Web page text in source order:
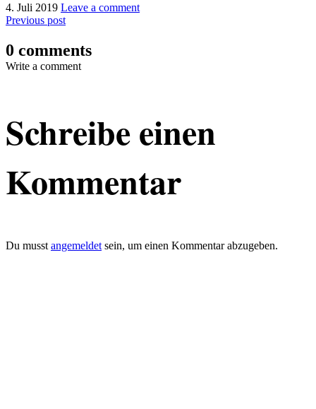
4. Juli 2019 Leave a comment
Previous post
0 comments
Write a comment
Schreibe einen
Kommentar
Du musst angemeldet sein, um einen Kommentar abzugeben.